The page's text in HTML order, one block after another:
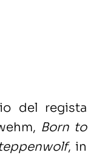
del regista
Born to
, in